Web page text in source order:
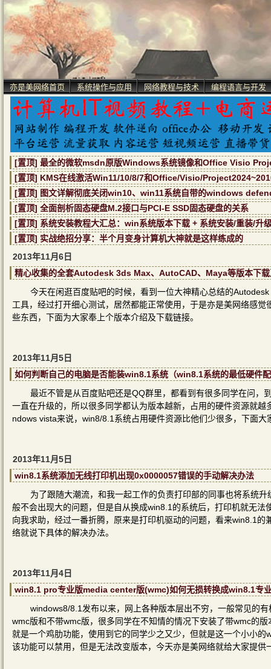
亦是美网络首页 系统操作与应用 网络教程与技术 编程语言与开发
[置顶] 最全的微软msdn原版Windows系统镜像和Office Visio
[置顶] KMS在线激活Win11/10/8/7和Office/Visio/
[置顶] 图文详解彻底关闭win10、win11系统自带的windows
[置顶] 全面剖析固态硬盘M.2接口与PCI-E SSD固态硬盘的关系
[置顶] 系统安装教程大汇总：win系统版本下载 + 系统安装/重装/升
[置顶] 实战绝招分享：半个月变身计算机大神就是这样练成的
2013年11月6日
精心收集的全套Autodesk 3ds Max、AutoCAD、Maya等版本下载
今天在闲逛百度贴吧的时候，看到一位大神精心总结的
工具，经过打开细心测试，居然都能正常使用，于是亦是美网络感
些东西，下面为大家奉上个版本介绍及下载链接。
2013年11月5日
如何判断自己的电脑是否能装win8.1系统（win8.1系统的最低硬件
最近不管是从百度贴吧还是QQ群里，都看到有很多同学在问
一直在升级的，所以很多同学都认为版本越新，占用的硬件资源就
ndows vista来说，win8/8.1系统占用硬件资源比他们少很多，下面
2013年11月5日
win8.1系统添加无线打印机出现0x0000057错误的手动解决办法
为了跟随大潮流，和我一起工作的负责打印部的同事也将系统
般不会出现大的问题，但是自从换成win8.1的系统后，打印机就无
向我求助，经过一番折腾，原来是打印机驱动的问题，看来win8.1
络就说下具体的解决办法。
2013年11月4日
win8.1 pro专业版media center版(wmc)如何无损转换成win8.1专
windows8/8.1发布以来，网上各种版本层出不穷，一般常见的
wmc版和不带wmc版，很多同学在不知情的情况下安装了带wmc的
就是一个鸡肋功能，使用到它的同学少之又少，但就是这一个小小
该功能可以禁用，但是无法改变版本，今天亦是美网络就给大家提